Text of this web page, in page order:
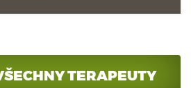
TERAPEUTY